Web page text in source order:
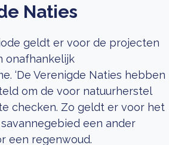
Naties
geldt er voor de projecten
onafhankelijk
‘De Verenigde Naties hebben
om de voor natuurherstel
checken. Zo geldt er voor het
een ander
een regenwoud.